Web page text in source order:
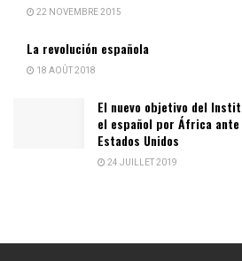
22 NOVEMBRE 2015
La revolución española
18 AOÛT 2018
El nuevo objetivo del
el español por África
Estados Unidos
24 JUILLET 2019